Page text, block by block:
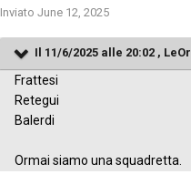
Inviato June 12, 2025
Il 11/6/2025 alle 20:02 ,
Frattesi
Retegui
Balerdi
Ormai siamo una squadretta.